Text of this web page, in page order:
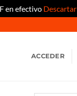
en efectivo Descartar
ACCEDER